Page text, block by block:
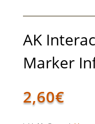
AK
Marker
2,60€